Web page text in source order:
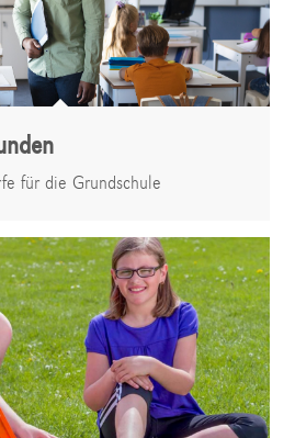
für die Grundschule